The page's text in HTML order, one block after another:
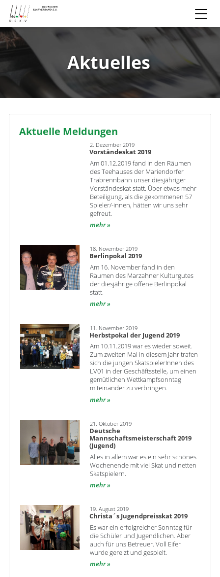
Aktuelles
Aktuelle Meldungen
2. Dezember 2019
Vorständeskat 2019
Am 01.12.2019 fand in den Räumen
des Teehauses der Mariendorfer
Trabrennbahn unser diesjähriger
Vorständeskat statt. Über etwas mehr
Beteiligung, als die gekommenen 57
Spieler/-innen, hätten wir uns sehr
gefreut.
mehr
18. November 2019
Berlinpokal 2019
Am 16. November fand in den
Räumen des Marzahner Kulturgutes
der diesjährige offene Berlinpokal
statt.
mehr
11. November 2019
Herbstpokal der Jugend 2019
Am 10.11.2019 war es wieder soweit.
Zum zweiten Mal in diesem Jahr trafen
sich die jungen SkatspielerInnen des
LV01 in der Geschäftsstelle, um einen
gemütlichen Wettkampfsonntag
miteinander zu verbringen.
mehr
21. Oktober 2019
Deutsche
Mannschaftsmeisterschaft 2019
(Jugend)
Alles in allem war es ein sehr schönes
Wochenende mit viel Skat und netten
Skatspielern.
mehr
19. August 2019
Christa´s Jugendpreisskat 2019
Es war ein erfolgreicher Sonntag für
die Schüler und Jugendlichen. Aber
auch für uns Betreuer. Voll Eifer
wurde gereizt und gespielt.
mehr